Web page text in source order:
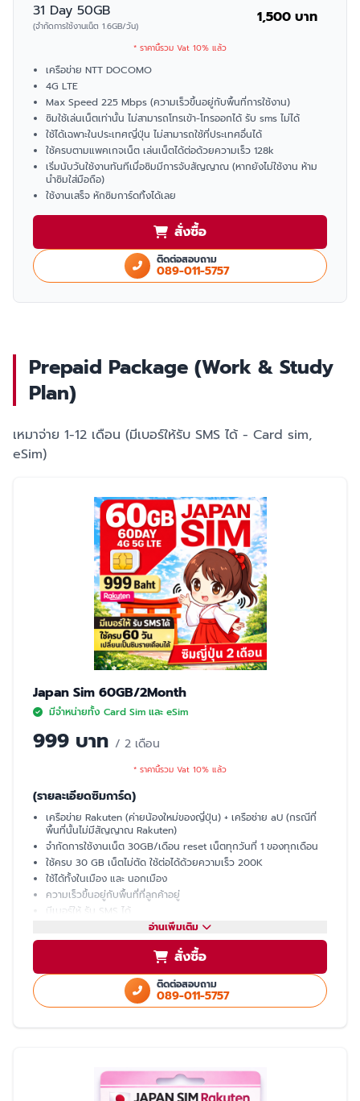
31 Day 50GB
(จำกัดการใช้งานเน็ต 1.6GB/วัน) 1,500 บาท
* ราคานี้รวม Vat 10% แล้ว
เครือข่าย NTT DOCOMO
4G LTE
Max Speed 225 Mbps (ความเร็วขึ้นอยู่กับพื้นที่การใช้งาน)
ซิมใช้เล่นเน็ตเท่านั้น ไม่สามารถโทรเข้า-โทรออกได้ รับ sms ไม่ได้
ใช้ได้เฉพาะในประเทศญี่ปุ่น ไม่สามารถใช้ที่ประเทศอื่นได้
ใช้ครบตามแพคเกจเน็ต เล่นเน็ตได้ต่อด้วยความเร็ว 128k
เริ่มนับวันใช้งานทันทีเมื่อซิมมีการจับสัญญาณ (หากยังไม่ใช้งาน ห้าม
นำซิมใส่มือถือ)
ใช้งานเสร็จ หักซิมการ์ดทิ้งได้เลย
สั่งซื้อ
ติดต่อสอบถาม
089-011-5757
Prepaid Package (Work & Study
Plan)
เหมาจ่าย 1-12 เดือน (มีเบอร์ให้รับ SMS ได้ - Card sim,
eSim)
Japan Sim 60GB/2Month
มีจำหน่ายทั้ง Card Sim และ eSim
999 บาท / 2 เดือน
* ราคานี้รวม Vat 10% แล้ว
(รายละเอียดซิมการ์ด)
เครือข่าย Rakuten (ค่ายน้องใหม่ของญี่ปุ่น) + เครือช่าย aU (กรณีที่
พื้นที่นั้นไม่มีสัญญาณ Rakuten)
จำกัดการใช้งานเน็ต 30GB/เดือน reset เน็ตทุกวันที่ 1 ของทุกเดือน
ใช้ครบ 30 GB เน็ตไม่ตัด ใช้ต่อได้ด้วยความเร็ว 200K
ใช้ได้ทั้งในเมือง และ นอกเมือง
ความเร็วขึ้นอยู่กับพื้นที่ที่ลูกค้าอยู่
มีเบอร์ให้ รับ SMS ได้
โทรเข้า-ออก ไม่ได้ ต้องโทรผ่าน LINE
แชร์ hotspot ไม่ได้
บริการหลังการขายโดย ทีมงานคนไทย
อ่านเพิ่มเติม
สั่งซื้อ
ติดต่อสอบถาม
089-011-5757